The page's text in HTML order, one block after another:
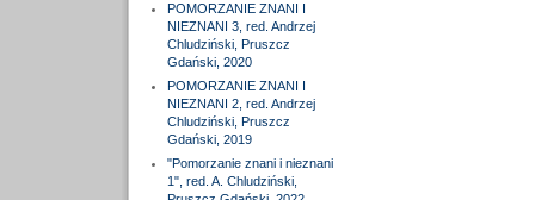
POMORZANIE ZNANI I
NIEZNANI 3, red. Andrzej
Chludziński, Pruszcz
Gdański, 2020
POMORZANIE ZNANI I
NIEZNANI 2, red. Andrzej
Chludziński, Pruszcz
Gdański, 2019
"Pomorzanie znani i nieznani
1", red. A. Chludziński,